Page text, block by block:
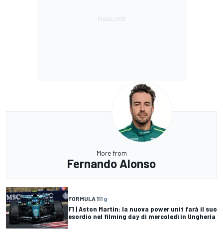
More from
Fernando Alonso
FORMULA 111 g
F1 | Aston Martin: la nuova power unit farà il suo
esordio nel filming day di mercoledì in Ungheria